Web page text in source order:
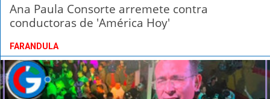
Ana Paula Consorte arremete contra
conductoras de 'América Hoy'
FARANDULA